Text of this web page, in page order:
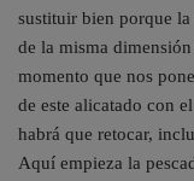
sustituir bien porque
de la misma
momento que nos
de este alicatado con
habrá que retocar,
Aquí empieza la